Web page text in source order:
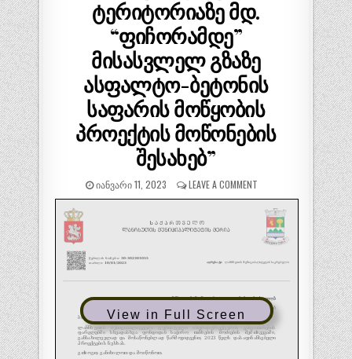
ტერიტორიაზე მდ.
“ფიჩორამდე”
მისასვლელ გზაზე
ასფალტო-ბეტონის
საფარის მოწყობის
პროექტის მოწონების
შესახებ”
ᲘᲐᲜᲕᲐᲠᲘ 11, 2023 LEAVE A COMMENT
View in Full Screen